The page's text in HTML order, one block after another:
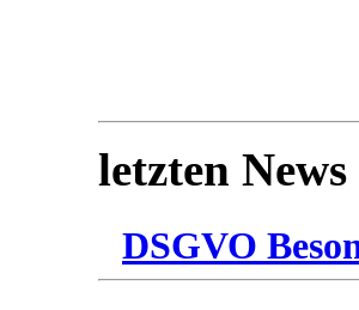
letzten News
DSGVO